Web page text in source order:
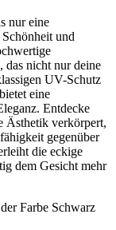
nur eine
und
das nicht nur deine
UV-Schutz
eine
Entdecke
Ästhetik verkörpert,
gegenüber
die eckige
dem Gesicht mehr
Farbe Schwarz